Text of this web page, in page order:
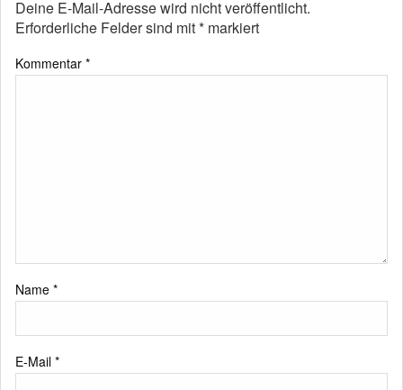
Deine E-Mail-Adresse wird nicht veröffentlicht.
Erforderliche Felder sind mit* markiert
Kommentar *
Name *
E-Mail *